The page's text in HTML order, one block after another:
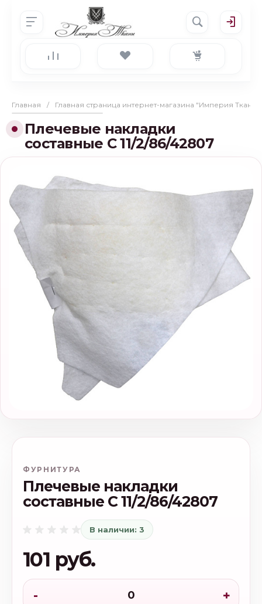
Главная / Главная страница интернет-магазина "Империя Ткани"
Плечeвые накладки
составные С 11/2/86/42807
ФУРНИТУРА
Плечeвые накладки
составные С 11/2/86/42807
В наличии: 3
101 руб.
- +